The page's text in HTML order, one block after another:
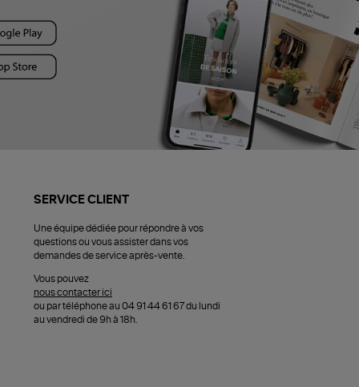
SERVICE CLIENT
Une équipe dédiée pour répondre à vos
questions ou vous assister dans vos
demandes de service après-vente.
Vous pouvez
nous contacter ici
ou par téléphone au 04 91 44 61 67 du lundi
au vendredi de 9h à 18h.